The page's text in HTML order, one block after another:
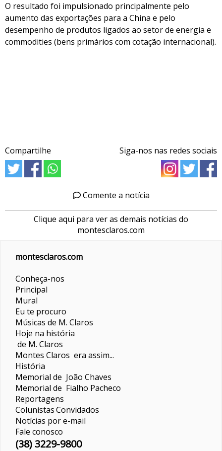
O resultado foi impulsionado principalmente pelo
aumento das exportações para a China e pelo
desempenho de produtos ligados ao setor de energia e
commodities (bens primários com cotação internacional).
Compartilhe Siga-nos nas redes sociais
Comente a notícia
Clique aqui para ver as demais notícias do
montesclaros.com
montesclaros.com
Conheça-nos
Principal
Mural
Eu te procuro
Músicas de M. Claros
Hoje na história
de M. Claros
Montes Claros era assim...
História
Memorial de João Chaves
Memorial de Fialho Pacheco
Reportagens
ColunistasConvidados
Notícias por e-mail
Fale conosco
(38) 3229-9800